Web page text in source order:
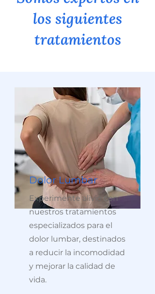
los siguientes
tratamientos
Dolor Lumbar
Experimente alivio con
nuestros tratamientos
especializados para el
dolor lumbar, destinados
a reducir la incomodidad
y mejorar la calidad de
vida.